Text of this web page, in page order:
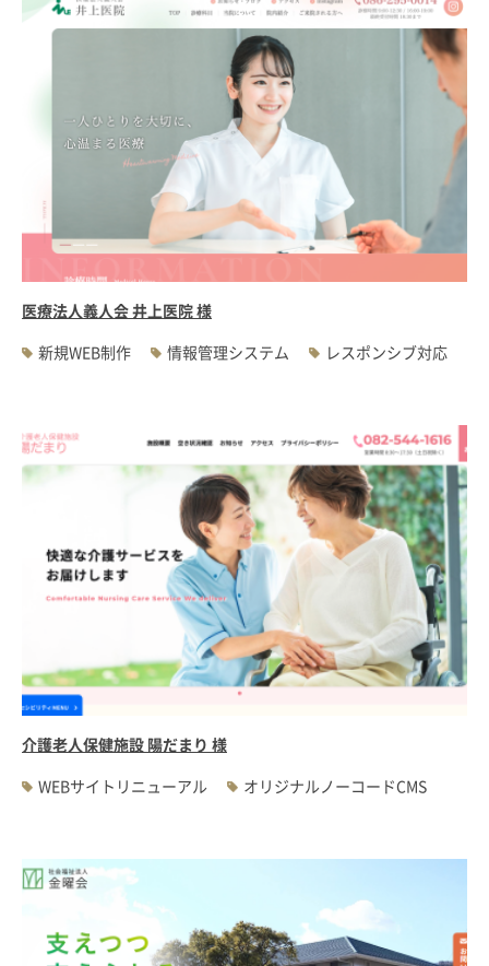
医療法人義人会 井上医院 様
新規WEB制作
情報管理システム レスポンシブ対応
介護老人保健施設 陽だまり 様
WEBサイトリニューアル
オリジナルノーコードCMS